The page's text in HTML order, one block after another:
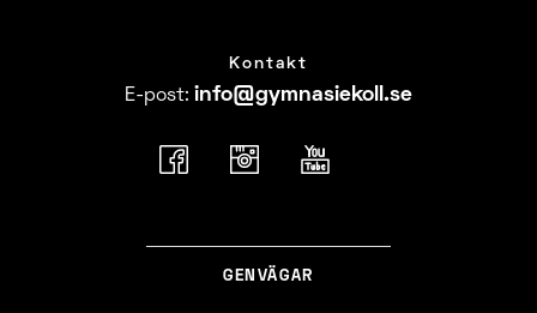
Kontakt
E-post: info@​gymnasiekoll.se
GENVÄGAR